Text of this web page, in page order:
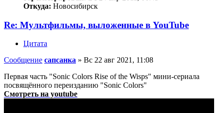
Откуда: Новосибирск
Re: Мультфильмы, выложенные в YouTube
Цитата
Сообщение сапсанка » Вс 22 авг 2021, 11:08
Первая часть "Sonic Colors Rise of the Wisps" мини-сериала
посвящённого переизданию "Sonic Colors"
Смотреть на youtube